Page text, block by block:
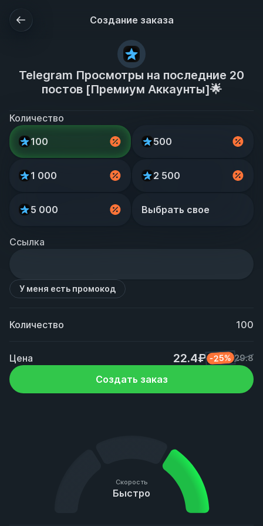
Создание заказа
Telegram Просмотры на последние 20
постов [Премиум Аккаунты]🌟
Количество
100
500
1 000 2 500
5 000 Выбрать свое
Ссылка
У меня есть промокод
Количество 100
Цена 22.4₽ -25% 29.8
Создать заказ
Скорость
Быстро